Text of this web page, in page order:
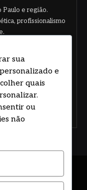
Paulo e região.
profissionalismo
de
PRIME BRASIL
sua
e
quais
ou
não